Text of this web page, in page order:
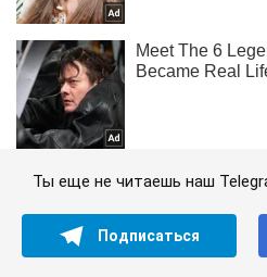
Ты еще не читаешь наш
Подписаться